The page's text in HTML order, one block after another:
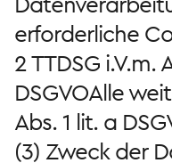
erforderliche
2 TTDSG i.V.m.
DSGVOAlle
Abs. 1 lit. a
(3) Zweck der